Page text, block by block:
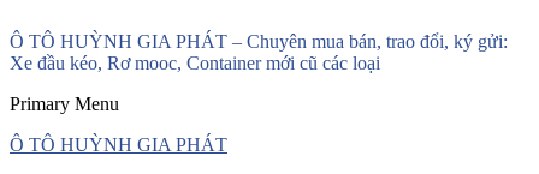
Ô TÔ HUỲNH GIA PHÁT – Chuyên mua bán, trao đổi, ký gửi:
Xe đầu kéo, Rơ mooc, Container mới cũ các loại
Primary Menu
Ô TÔ HUỲNH GIA PHÁT